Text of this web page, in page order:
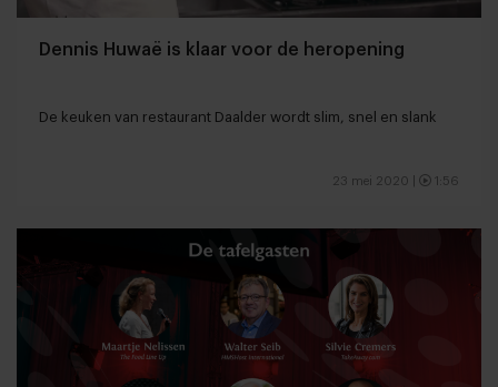
Dennis Huwaë is klaar voor de heropening
De keuken van restaurant Daalder wordt slim, snel en slank
23 mei 2020 1:56